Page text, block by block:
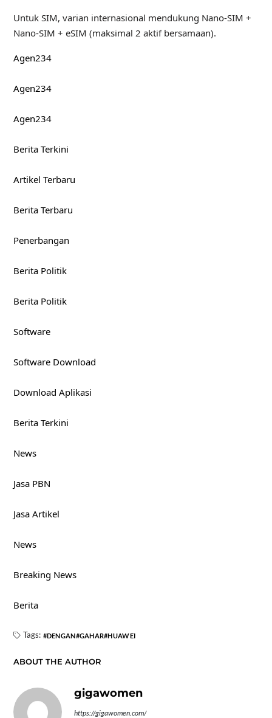
Untuk SIM, varian internasional mendukung Nano-SIM +
Nano-SIM + eSIM (maksimal 2 aktif bersamaan).
Agen234
Agen234
Agen234
Berita Terkini
Artikel Terbaru
Berita Terbaru
Penerbangan
Berita Politik
Berita Politik
Software
Software Download
Download Aplikasi
Berita Terkini
News
Jasa PBN
Jasa Artikel
News
Breaking News
Berita
Tags: DENGAN GAHAR HUAWEI
ABOUT THE AUTHOR
gigawomen
https://gigawomen.com/